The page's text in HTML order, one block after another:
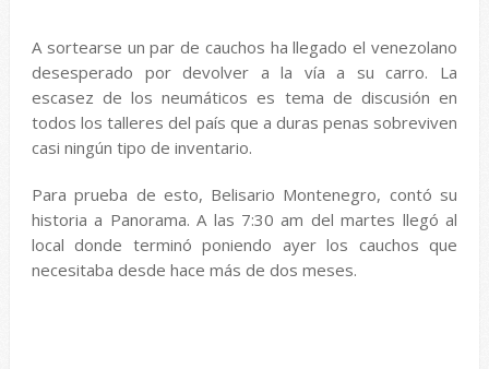
A sortearse un par de cauchos ha llegado el venezolano
desesperado por devolver a la vía a su carro. La
escasez de los neumáticos es tema de discusión en
todos los talleres del país que a duras penas sobreviven
casi ningún tipo de inventario.
Para prueba de esto, Belisario Montenegro, contó su
historia a Panorama. A las 7:30 am del martes llegó al
local donde terminó poniendo ayer los cauchos que
necesitaba desde hace más de dos meses.